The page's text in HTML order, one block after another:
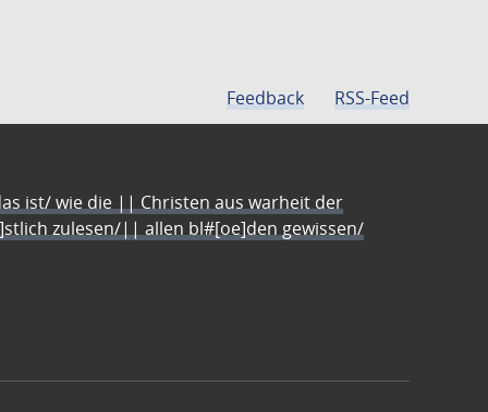
Feedback RSS-Feed
ist/ wie die || Christen aus warheit der
zulesen/|| allen bl#[oe]den gewissen/